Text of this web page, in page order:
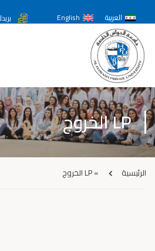
العربية English
LP الخروج
الرئيسية »LP الخروج